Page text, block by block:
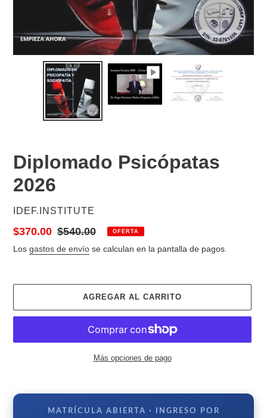
Diplomado Psicópatas
2026
PROVEEDOR
IDEF.INSTITUTE
Precio
de
$370.00 Precio
habitual
$540.00 OFERTA
Los gastos de envío se calculan en la pantalla de pagos.
AGREGAR AL CARRITO
Más opciones de pago
el
MATRÍCULA ABIERTA · INGRESO POR